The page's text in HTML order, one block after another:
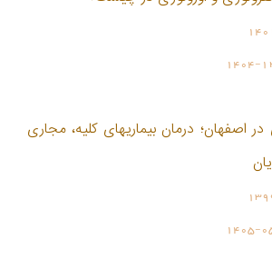
1404-
اصفهان؛ درمان بیماریهای کلیه، مجاری
1405-